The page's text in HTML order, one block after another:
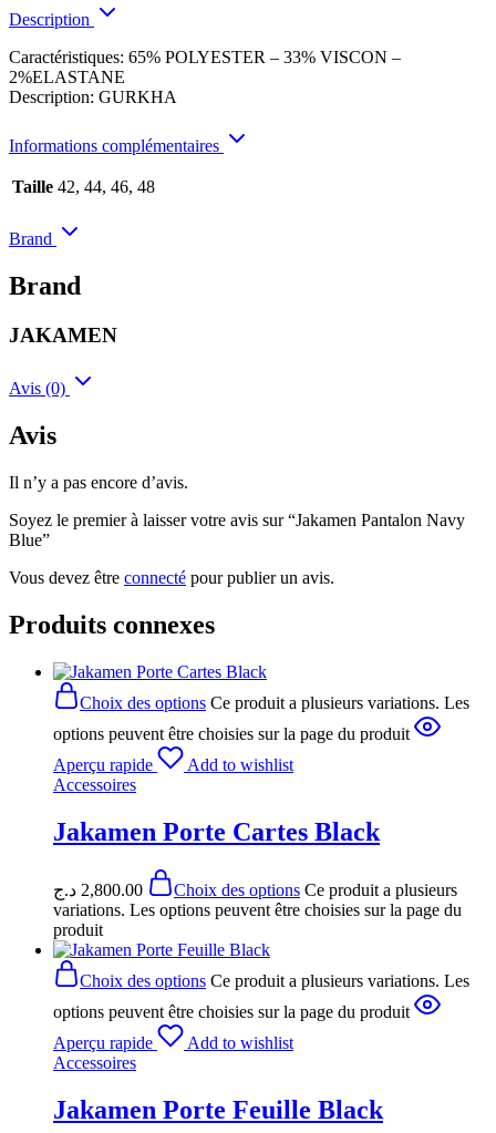
Description
Caractéristiques: 65% POLYESTER – 33% VISCON –
2%ELASTANE
Description: GURKHA
Informations complémentaires
Taille 42, 44, 46, 48
Brand
Brand
JAKAMEN
Avis (0)
Avis
Il n’y a pas encore d’avis.
Soyez le premier à laisser votre avis sur “Jakamen Pantalon Navy
Blue”
Vous devez être connecté pour publier un avis.
Produits connexes
Choix des options Ce produit a plusieurs variations. Les
options peuvent être choisies sur la page du produit
Aperçu rapide
Add to wishlist
Accessoires
Jakamen Porte Cartes Black
2,800.00 د.ج Choix des options Ce produit a plusieurs
variations. Les options peuvent être choisies sur la page du
produit
Choix des options Ce produit a plusieurs variations. Les
options peuvent être choisies sur la page du produit
Aperçu rapide
Add to wishlist
Accessoires
Jakamen Porte Feuille Black